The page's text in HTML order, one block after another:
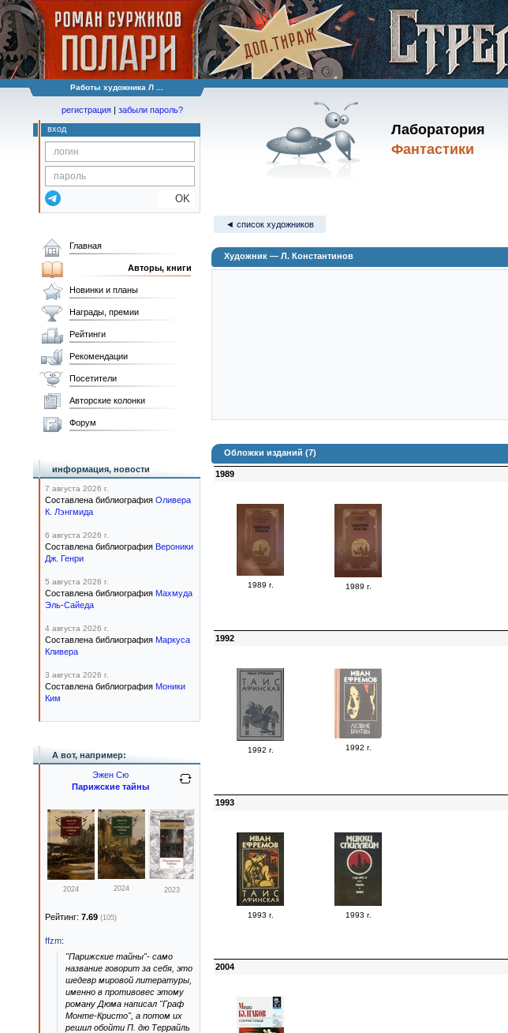
Работы художника Л ...
Лаборатория
Фантастики
регистрация | забыли пароль?
вход
OK
◄ список художников
Художник — Л. Константинов
Обложки изданий (7)
1989
1989 г. 1989 г.
1992
1992 г. 1992 г.
1993
1993 г. 1993 г.
2004
Главная
Авторы, книги
Новинки и планы
Награды, премии
Рейтинги
Рекомендации
Посетители
Авторские колонки
Форум
информация, новости
7 августа 2026 г.
Составлена библиография Оливера
К. Лэнгмида
6 августа 2026 г.
Составлена библиография Вероники
Дж. Генри
5 августа 2026 г.
Составлена библиография Махмуда
Эль-Сайеда
4 августа 2026 г.
Составлена библиография Маркуса
Кливера
3 августа 2026 г.
Составлена библиография Моники
Ким
А вот, например:
Эжен Сю
Парижские тайны
2024 2024 2023
Рейтинг: 7.69 (105)
ffzm:
"Парижские тайны"- само
название говорит за себя, это
шедевр мировой литературы,
именно в противовес этому
роману Дюма написал "Граф
Монте-Кристо", а потом их
решил обойти П. дю Террайль